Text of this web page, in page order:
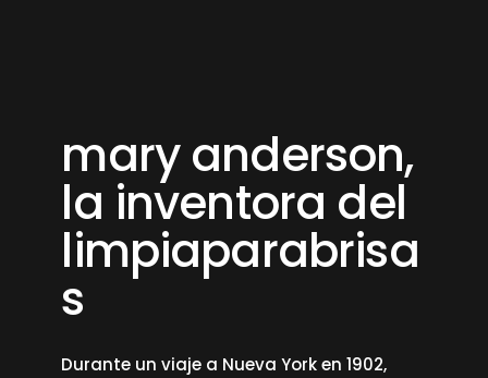
mary anderson,
la inventora del
limpiaparabrisa
s
Durante un viaje a Nueva York en 1902,